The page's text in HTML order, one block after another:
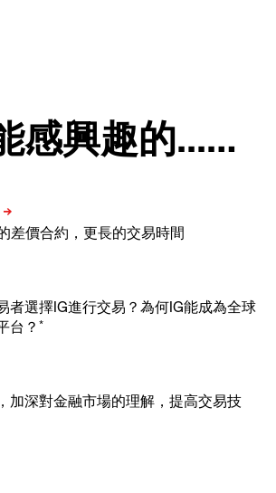
感興趣的...…
差價合約，更長的交易時間
者選擇IG進行交易？為何IG能成為全球
台？ *
加深對金融市場的理解，提高交易技